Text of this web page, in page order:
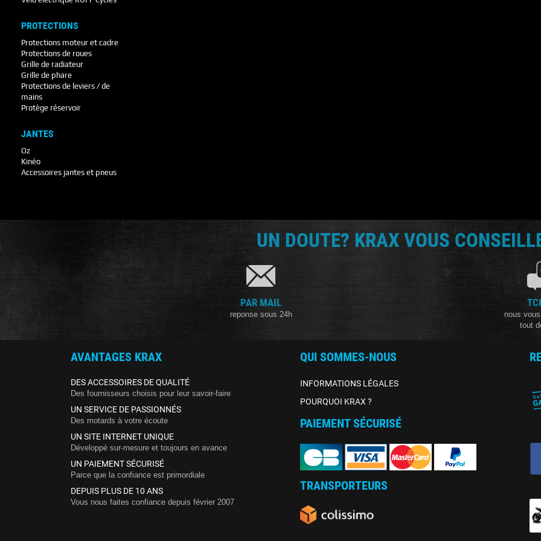
PROTECTIONS
Protections moteur et cadre
Protections de roues
Grille de radiateur
Grille de phare
Protections de leviers / de
mains
Protège réservoir
JANTES
Oz
Kinéo
Accessoires jantes et pneus
UN DOUTE? KRAX VOUS
PAR MAIL
reponse sous 24h
nous
tout
AVANTAGES KRAX
DES ACCESSOIRES DE QUALITÉ
Des fournisseurs choisis pour leur savoir-faire
UN SERVICE DE PASSIONNÉS
Des motards à votre écoute
UN SITE INTERNET UNIQUE
Développé sur-mesure et toujours en avance
UN PAIEMENT SÉCURISÉ
Parce que la confiance est primordiale
DEPUIS PLUS DE 10 ANS
Vous nous faites confiance depuis février 2007
QUI SOMMES-NOUS
INFORMATIONS LÉGALES
POURQUOI KRAX ?
PAIEMENT SÉCURISÉ
TRANSPORTEURS